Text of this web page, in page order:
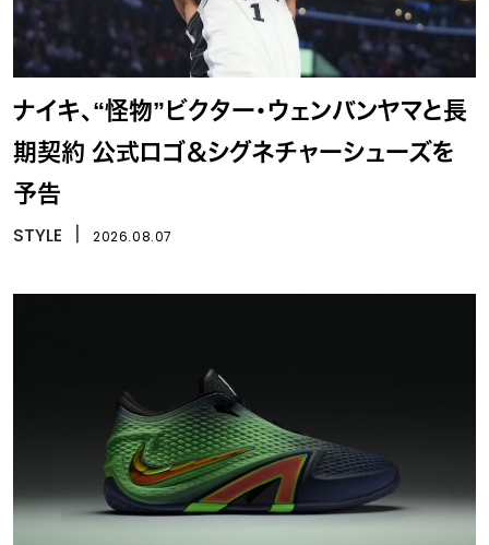
ナイキ、“怪物”ビクター・ウェンバンヤマと長
期契約 公式ロゴ＆シグネチャーシューズを
予告
STYLE 2026.08.07